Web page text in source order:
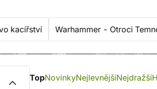
kacířství Warhammer - Otroci
TopNovinkyNejlevnějšíNejdražší